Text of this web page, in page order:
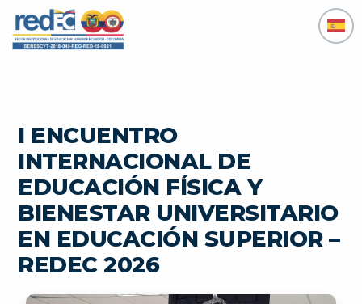
contenido
I ENCUENTRO
INTERNACIONAL DE
EDUCACIÓN FÍSICA Y
BIENESTAR UNIVERSITARIO
EN EDUCACIÓN SUPERIOR –
REDEC 2026